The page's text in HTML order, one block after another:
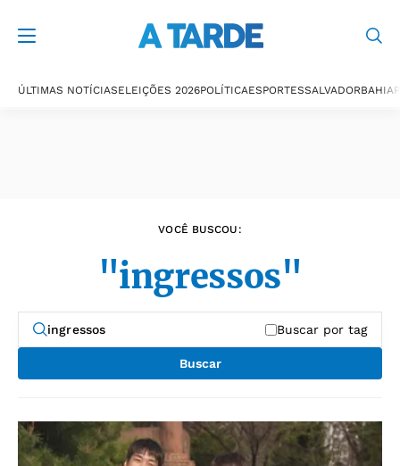
ÚLTIMAS NOTÍCIASELEIÇÕES 2026POLÍTICAESPORTESSALVADORBAHIA
VOCÊ BUSCOU:
"ingressos"
Buscar por tag
Buscar